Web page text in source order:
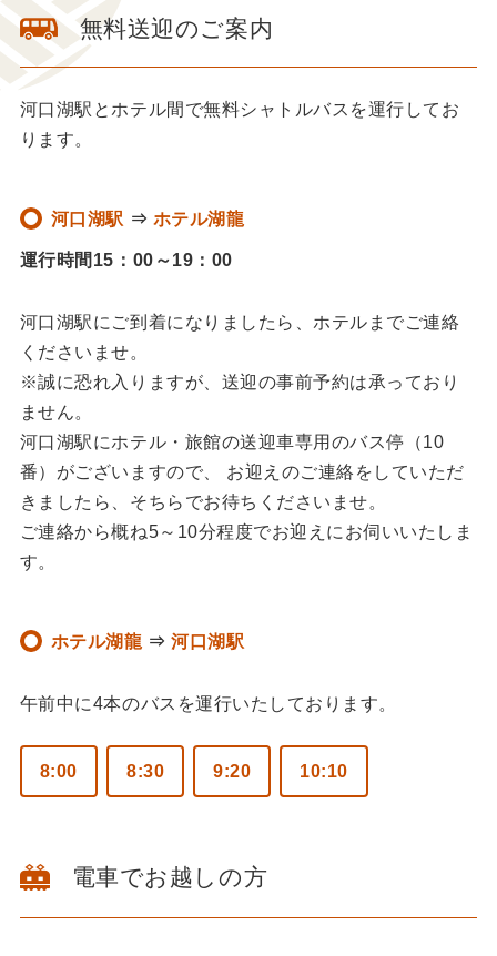
無料送迎のご案内
河口湖駅とホテル間で無料シャトルバスを運行してお
ります。
河口湖駅 ⇒ ホテル湖龍
運行時間15：00～19：00
河口湖駅にご到着になりましたら、ホテルまでご連絡
くださいませ。
※誠に恐れ入りますが、送迎の事前予約は承っており
ません。
河口湖駅にホテル・旅館の送迎車専用のバス停（10
番）がございますので、 お迎えのご連絡をしていただ
きましたら、そちらでお待ちくださいませ。
ご連絡から概ね5～10分程度でお迎えにお伺いいたしま
す。
ホテル湖龍 ⇒河口湖駅
午前中に4本のバスを運行いたしております。
8:00 8:30 9:20 10:10
電車でお越しの方